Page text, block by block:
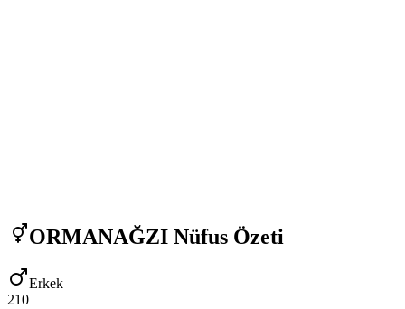
ORMANAĞZI Nüfus Özeti
Erkek
210